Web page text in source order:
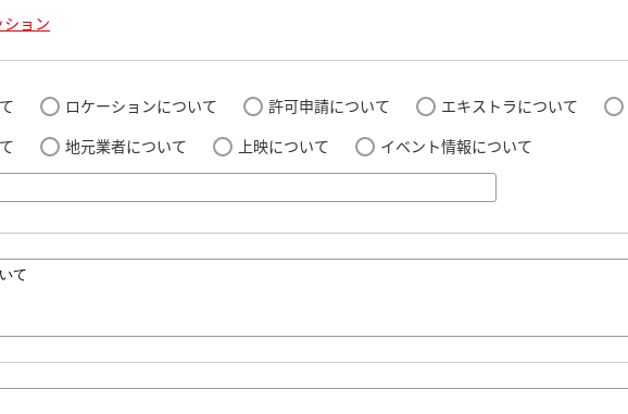
ョン
ロケーションについて 許可申請について エキストラについて
地元業者について 上映について
イベント情報について